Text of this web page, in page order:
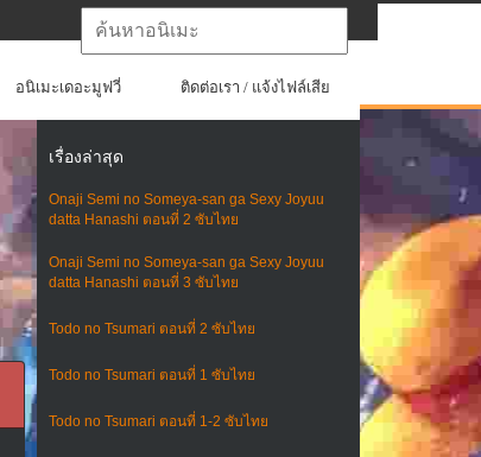
อนิเมะเดอะมูฟวี่ ติดต่อเรา / แจ้งไฟล์เสีย
เรื่องล่าสุด
Onaji Semi no Someya-san ga Sexy Joyuu
datta Hanashi ตอนที่ 2 ซับไทย
Onaji Semi no Someya-san ga Sexy Joyuu
datta Hanashi ตอนที่ 3 ซับไทย
Todo no Tsumari ตอนที่ 2 ซับไทย
Todo no Tsumari ตอนที่ 1 ซับไทย
Todo no Tsumari ตอนที่ 1-2 ซับไทย